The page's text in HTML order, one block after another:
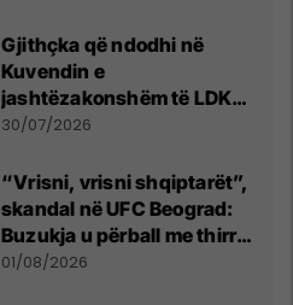
Gjithçka që ndodhi në
Kuvendin e
jashtëzakonshëm të LDK-
së
30/07/2026
“Vrisni, vrisni shqiptarët”,
skandal në UFC Beograd:
Buzukja u përball me thirrje
anti-shqiptare nga
01/08/2026